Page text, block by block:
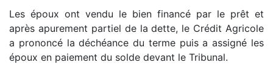
Les époux ont vendu le bien financé par le prêt et
après apurement partiel de la dette, le Crédit Agricole
a prononcé la déchéance du terme puis a assigné les
époux en paiement du solde devant le Tribunal.